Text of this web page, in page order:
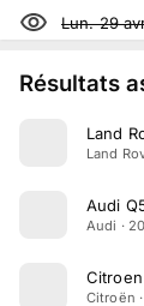
Lun. 29
Résultats
Land
Land
Audi
Audi ·
Citroën